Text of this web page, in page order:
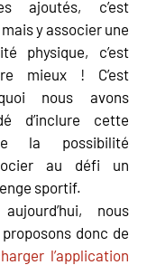
ajoutés, c’est
y associer une
physique, c’est
mieux ! C’est
nous avons
d’inclure cette
la possibilité
au défi un
sportif.
nous
donc de
l’application